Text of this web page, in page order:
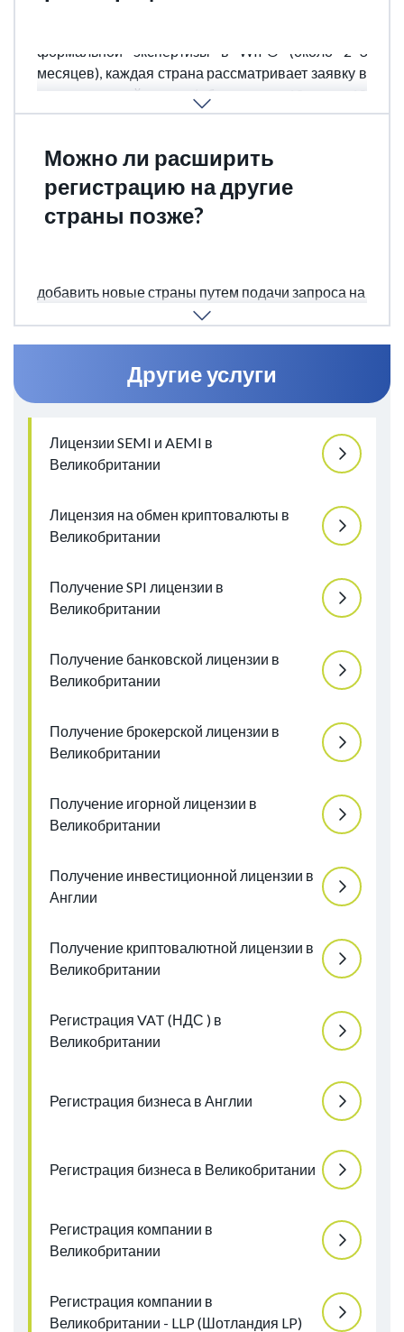
формальной экспертизы в WIPO (около 2–3
месяцев), каждая страна рассматривает заявку в
установленный срок (обычно до 12 или 18
месяцев).
Можно ли расширить
регистрацию на другие
страны позже?
добавить новые страны путем подачи запроса на
территориальное расширение.
Другие услуги
Лицензии SEMI и AEMI в
Великобритании
Лицензия на обмен криптовалюты в
Великобритании
Получение SPI лицензии в
Великобритании
Получение банковской лицензии в
Великобритании
Получение брокерской лицензии в
Великобритании
Получение игорной лицензии в
Великобритании
Получение инвестиционной лицензии в
Англии
Получение криптовалютной лицензии в
Великобритании
Регистрация VAT (НДС ) в
Великобритании
Регистрация бизнеса в Англии
Регистрация бизнеса в Великобритании
Регистрация компании в
Великобритании
Регистрация компании в
Великобритании - LLP (Шотландия LP)